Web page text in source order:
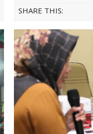
SHARE THIS: